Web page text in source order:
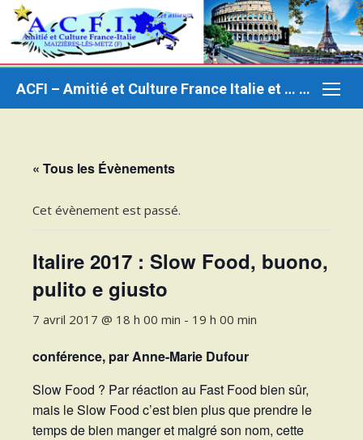
Aller
contenu
ACFI – Amitié et Culture France Italie et … ailleurs
« Tous les Évènements
Cet évènement est passé.
Italire 2017 : Slow Food, buono,
pulito e giusto
7 avril 2017 @ 18 h 00 min - 19 h 00 min
conférence, par Anne-Marie Dufour
Slow Food ? Par réaction au Fast Food bien sûr,
mais le Slow Food c’est bien plus que prendre le
temps de bien manger et malgré son nom, cette